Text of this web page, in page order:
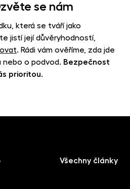
se nám
která se tváří jako
jistí její důvěryhodností,
. Rádi vám ověříme, zda jde
o podvod. Bezpečnost
prioritou.
Všechny články